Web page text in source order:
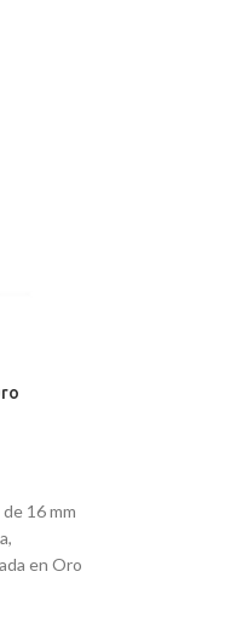
16 mm
en Oro